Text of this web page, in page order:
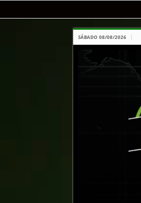
SÁBADO 08/08/2026